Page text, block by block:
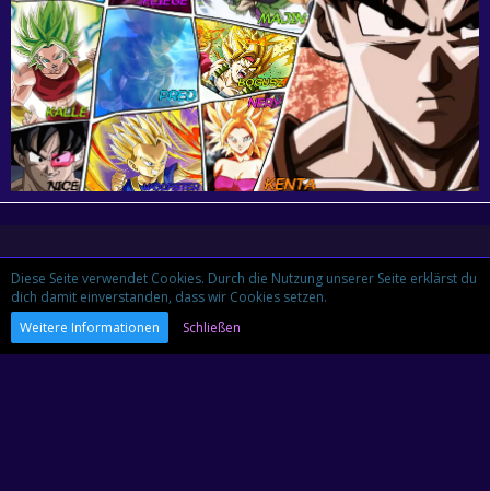
Teilen
Diese Seite verwendet Cookies. Durch die Nutzung unserer Seite erklärst du
dich damit einverstanden, dass wir Cookies setzen.
Weitere Informationen
Schließen